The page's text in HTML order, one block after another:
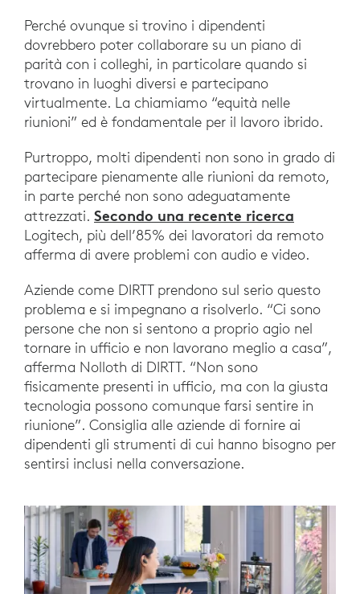
Perché ovunque si trovino i dipendenti
dovrebbero poter collaborare su un piano di
parità con i colleghi, in particolare quando si
trovano in luoghi diversi e partecipano
virtualmente. La chiamiamo “equità nelle
riunioni” ed è fondamentale per il lavoro ibrido.
Purtroppo, molti dipendenti non sono in grado di
partecipare pienamente alle riunioni da remoto,
in parte perché non sono adeguatamente
attrezzati. Secondo una recente ricerca
Logitech, più dell’85% dei lavoratori da remoto
afferma di avere problemi con audio e video.
Aziende come DIRTT prendono sul serio questo
problema e si impegnano a risolverlo. “Ci sono
persone che non si sentono a proprio agio nel
tornare in ufficio e non lavorano meglio a casa”,
afferma Nolloth di DIRTT. “Non sono
fisicamente presenti in ufficio, ma con la giusta
tecnologia possono comunque farsi sentire in
riunione”. Consiglia alle aziende di fornire ai
dipendenti gli strumenti di cui hanno bisogno per
sentirsi inclusi nella conversazione.